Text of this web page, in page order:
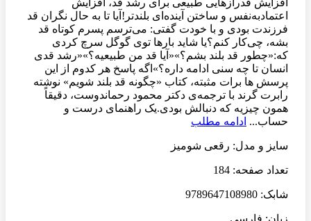
اعتماد‌به‌نفس و ساختن آینده‌ای بلندتر!آیا تا به حال نگران قد
فرزندت بودی و با خودت گفتی: می‌ترسم پسرم کوتاه قد
بشه، چی‌کار کنم؟یا شاید بارها توی گوگل سرچ کردی
که:«چطور قد بلند بشم؟»«آیا قد من طبیعیه؟»«رشد قدی
انسان تا چه سنی ادامه داره؟»اگه پاسخ هر کدوم از این
پرسش ها برات مثبته، کتاب «چگونه قد بلند شویم» نوشته
رابرت گرند با ترجمه‌ی دکتر محمود رحماندوست، دقیقاً
همون چیزیه که دنبالش بودی.یک راهنمای درست و
حساب... ادامه مطلب
سایز و مدل: رقعی شومیز
تعداد صفحه: 184
شابک: 9789647108980
زبان: فارسی